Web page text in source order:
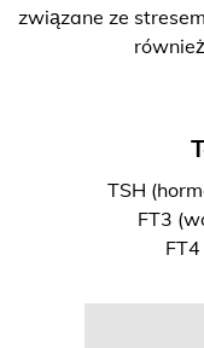
związane ze
TSH
FT3